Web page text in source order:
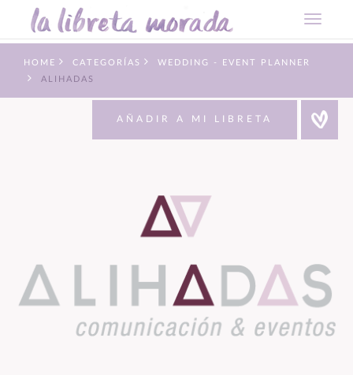
HOME CATEGORÍAS
WEDDING - EVENT PLANNER
ALIHADAS
AÑADIR A MI LIBRETA